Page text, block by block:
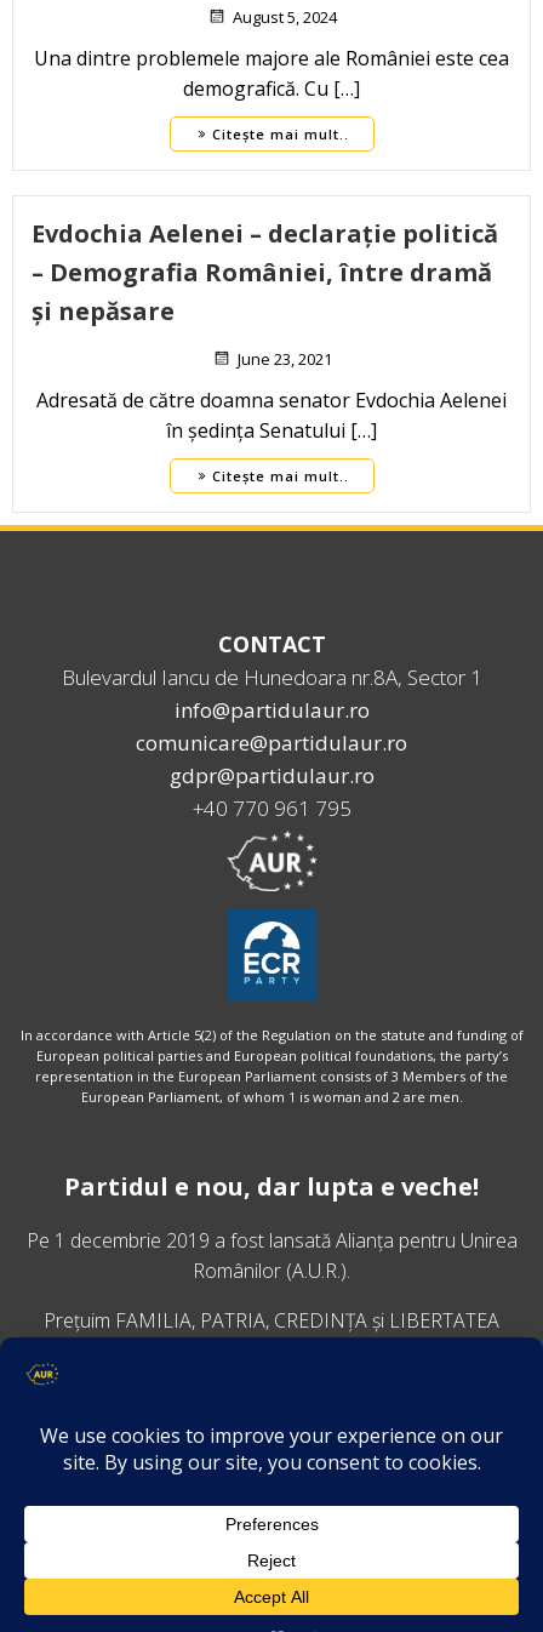
August 5, 2024
Una dintre problemele majore ale României este cea
demografică. Cu […]
Citește mai mult..
Evdochia Aelenei – declarație politică
– Demografia României, între dramă
și nepăsare
June 23, 2021
Adresată de către doamna senator Evdochia Aelenei
în ședința Senatului […]
Citește mai mult..
CONTACT
Bulevardul Iancu de Hunedoara nr.8A, Sector 1
info@partidulaur.ro
comunicare@partidulaur.ro
gdpr@partidulaur.ro
+40 770 961 795
In accordance with Article 5(2) of the Regulation on the statute and funding of
European political parties and European political foundations, the party’s
representation in the European Parliament consists of 3 Members of the
European Parliament, of whom 1 is woman and 2 are men.
Partidul e nou, dar lupta e veche!
Pe 1 decembrie 2019 a fost lansatăAlianța pentru Unirea
Românilor (A.U.R.).
Prețuim FAMILIA, PATRIA, CREDINȚA și LIBERTATEA
VINO ALĂTURI DE NOI
Descarcă aplicația Platforma AUR
Termeni și condiții de confidențialitate
GDPR